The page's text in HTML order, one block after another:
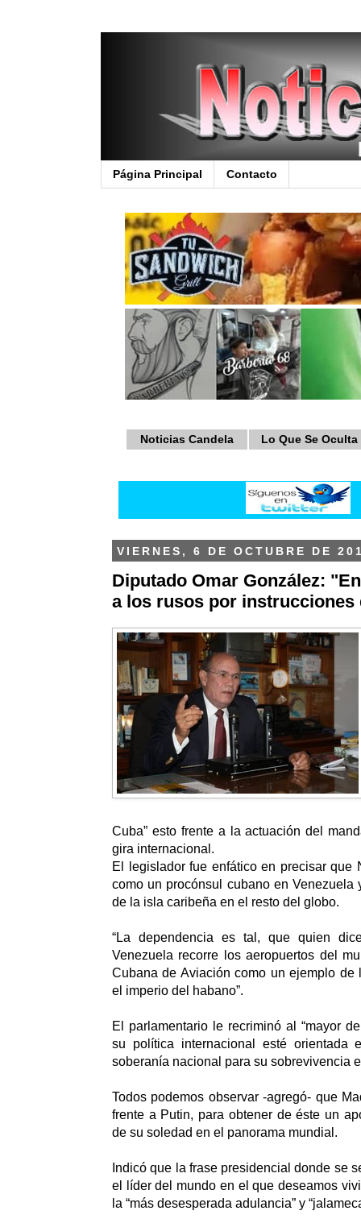
Página Principal Contacto
Noticias Candela Lo Que Se Oculta
VIERNES, 6 DE OCTUBRE DE
Diputado Omar González:
a los rusos por instrucciones
Cuba” esto frente a la actuación del
gira internacional.
El legislador fue enfático en precisar que
como un procónsul cubano en Venezuela
de la isla caribeña en el resto del globo.
“La dependencia es tal, que quien
Venezuela recorre los aeropuertos del
Cubana de Aviación como un ejemplo de
el imperio del habano”.
El parlamentario le recriminó al “mayor
su política internacional esté orientada
soberanía nacional para su sobrevivencia
Todos podemos observar -agregó- que
frente a Putin, para obtener de éste un
de su soledad en el panorama mundial.
Indicó que la frase presidencial donde se
el líder del mundo en el que deseamos
la “más desesperada adulancia” y